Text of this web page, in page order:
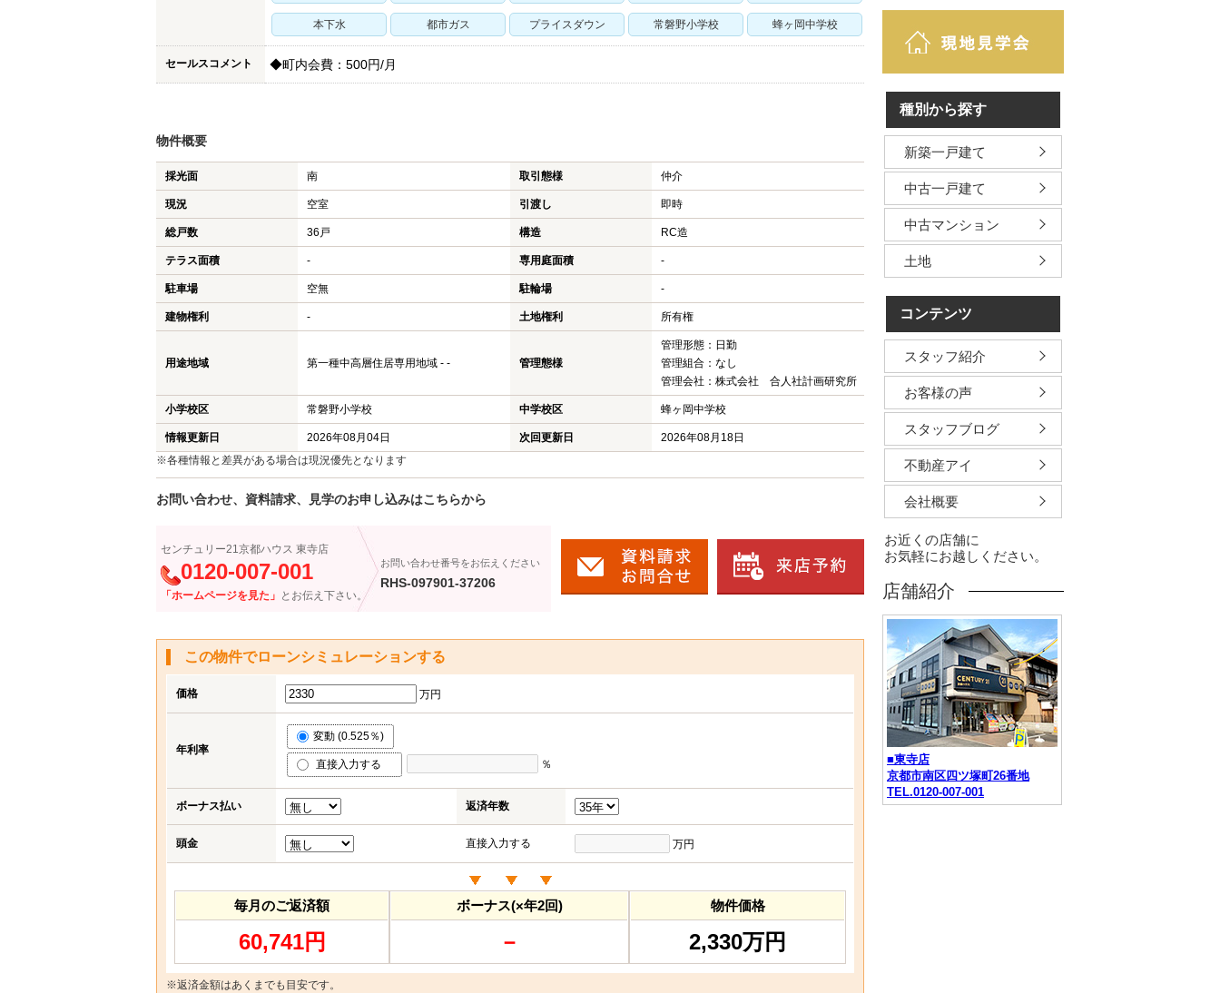
本下水 都市ガス プライスダウン 常磐野小学校 蜂ヶ岡中学校
セールスコメント ◆町内会費：500円/月
物件概要
採光面 南 取引態様 仲介
現況 空室 引渡し 即時
総戸数 36戸 構造 RC造
テラス面積 - 専用庭面積 -
駐車場 空無 駐輪場 -
建物権利 - 土地権利 所有権
用途地域 第一種中高層住居専用地域 - - 管理態様
管理形態：日勤
管理組合：なし
管理会社：株式会社 合人社計画研究所
小学校区 常磐野小学校 中学校区 蜂ヶ岡中学校
情報更新日 2026年08月04日 次回更新日
2026年08月18日
※各種情報と差異がある場合は現況優先となります
お問い合わせ、資料請求、見学のお申し込みはこちらから
センチュリー21京都ハウス 東寺店
0120-007-001
「ホームページを見た」 とお伝え下さい。
お問い合わせ番号をお伝えください
RHS-097901-37206
この物件でローンシミュレーションする
価格 万円
年利率
変動 (0.525％)
直接入力する ％
ボーナス払い 返済年数
頭金 直接入力する 万円
毎月のご返済額
60,741円
ボーナス(×年2回)
－
物件価格
2,330万円
※返済金額はあくまでも目安です。
種別から探す
新築一戸建て
中古一戸建て
中古マンション
土地
コンテンツ
スタッフ紹介
お客様の声
スタッフブログ
不動産アイ
会社概要
お近くの店舗に
お気軽にお越しください。
店舗紹介
■東寺店
京都市南区四ツ塚町26番地
TEL.0120-007-001